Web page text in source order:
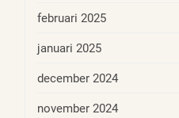
februari 2025
januari 2025
december 2024
november 2024